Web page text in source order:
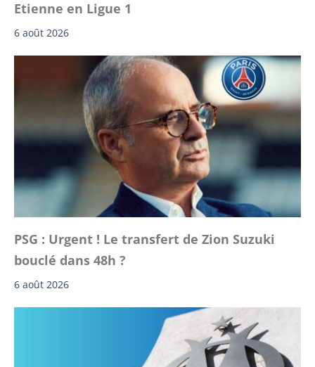
Etienne en Ligue 1
6 août 2026
PSG : Urgent ! Le transfert de Zion Suzuki
bouclé dans 48h ?
6 août 2026